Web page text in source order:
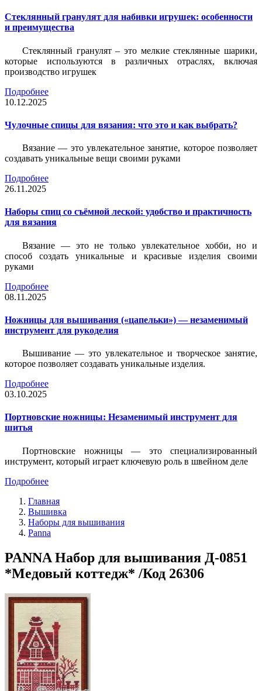
Стеклянный гранулят для набивки игрушек: особенности
и преимущества
Стеклянный гранулят – это мелкие стеклянные шарики,
которые используются в различных отраслях, включая
производство игрушек
Подробнее
10.12.2025
Чулочные спицы для вязания: что это и как выбрать?
Вязание — это увлекательное занятие, которое позволяет
создавать уникальные вещи своими руками
Подробнее
26.11.2025
Наборы спиц со съёмной леской: удобство и практичность
для вязания
Вязание — это не только увлекательное хобби, но и
способ создать уникальные и красивые изделия своими
руками
Подробнее
08.11.2025
Ножницы для вышивания («цапельки») — незаменимый
инструмент для рукоделия
Вышивание — это увлекательное и творческое занятие,
которое позволяет создавать уникальные изделия.
Подробнее
03.10.2025
Портновские ножницы: Незаменимый инструмент для
шитья
Портновские ножницы — это специализированный
инструмент, который играет ключевую роль в швейном деле
Подробнее
Главная
Вышивка
Наборы для вышивания
Panna
PANNA Набор для вышивания Д-0851
*Медовый коттедж* /Код 26306